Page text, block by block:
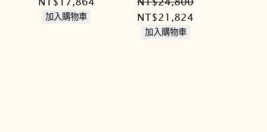
始加入購物車
原
始
NT$21,824
加入購物車